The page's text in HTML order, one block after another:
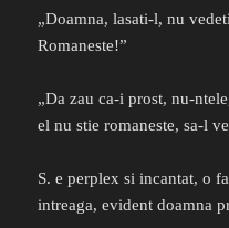
„Doamna, lasati-l, nu
Romaneste!”
„Da zau ca-i prost, nu-
el nu stie romaneste, sa-l
S. e perplex si incantat, o
intreaga, evident doamna